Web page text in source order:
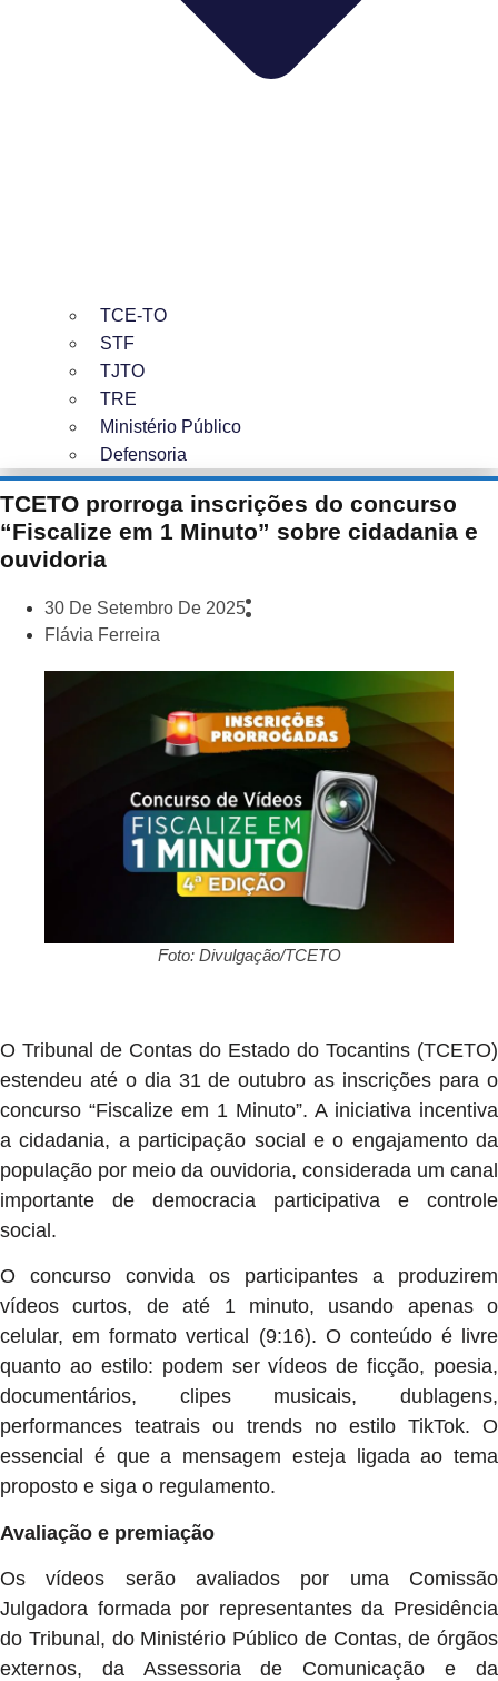
TCE-TO
STF
TJTO
TRE
Ministério Público
Defensoria
TCETO prorroga inscrições do concurso
“Fiscalize em 1 Minuto” sobre cidadania e
ouvidoria
30 De Setembro De 2025
Flávia Ferreira
Foto: Divulgação/TCETO
O Tribunal de Contas do Estado do Tocantins (TCETO)
estendeu até o dia 31 de outubro as inscrições para o
concurso “Fiscalize em 1 Minuto”. A iniciativa incentiva
a cidadania, a participação social e o engajamento da
população por meio da ouvidoria, considerada um canal
importante de democracia participativa e controle
social.
O concurso convida os participantes a produzirem
vídeos curtos, de até 1 minuto, usando apenas o
celular, em formato vertical (9:16). O conteúdo é livre
quanto ao estilo: podem ser vídeos de ficção, poesia,
documentários, clipes musicais, dublagens,
performances teatrais ou trends no estilo TikTok. O
essencial é que a mensagem esteja ligada ao tema
proposto e siga o regulamento.
Avaliação e premiação
Os vídeos serão avaliados por uma Comissão
Julgadora formada por representantes da Presidência
do Tribunal, do Ministério Público de Contas, de órgãos
externos, da Assessoria de Comunicação e da